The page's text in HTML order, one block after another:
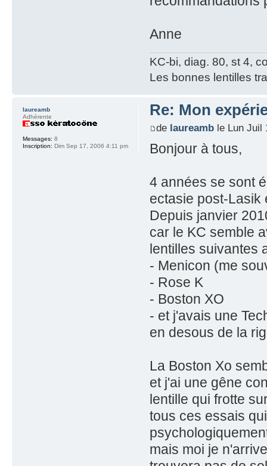
Anne
KC-bi, diag. 80, st 4,
Les bonnes lentilles
Re: Mon
de laureamble Lun Juil
Bonjour à tous,
4 années se sont
ectasie post-Lasik
Depuis janvier
car le KC semble
lentilles suivantes
- Menicon (me
- Rose K
- Boston XO
- et j'avais une
en desous de la
La Boston Xo
et j'ai une gêne
lentille qui frotte
tous ces essais
mais moi je
laureamb
Adhérente
Messages: 8
Inscription: Dim Sep 17, 2006 4:11 pm